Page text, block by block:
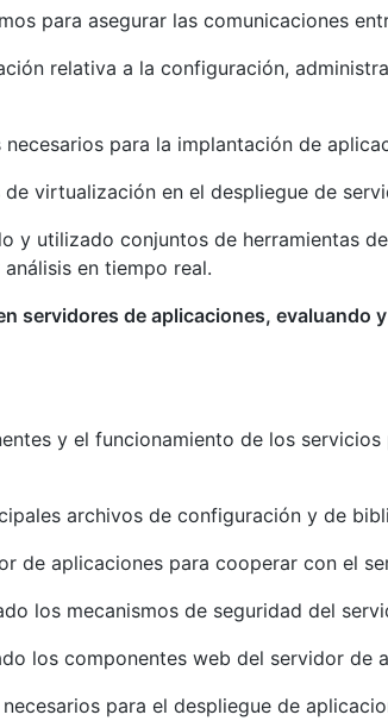
para asegurar las comunicaciones
relativa a la configuración,
para la implantación de
virtualización en el despliegue de
y utilizado conjuntos de herramientas
en tiempo real.
servidores de aplicaciones, evaluando
y el funcionamiento de los
archivos de configuración y de
de aplicaciones para cooperar con el
los mecanismos de seguridad del
los componentes web del servidor de
para el despliegue de